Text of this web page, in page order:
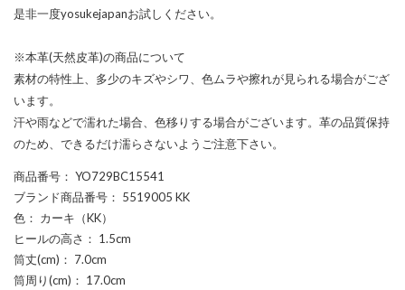
是非一度yosukejapanお試しください。
※本革(天然皮革)の商品について
素材の特性上、多少のキズやシワ、色ムラや擦れが見られる場合がござ
います。
汗や雨などで濡れた場合、色移りする場合がございます。革の品質保持
のため、できるだけ濡らさないようご注意下さい。
商品番号 ： YO729BC15541
ブランド商品番号 ： 5519005 KK
色 ： カーキ（KK）
ヒールの高さ ： 1.5cm
筒丈(cm) ： 7.0cm
筒周り(cm) ： 17.0cm